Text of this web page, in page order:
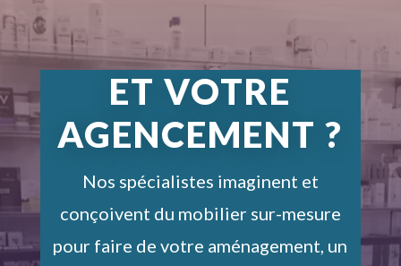
ET VOTRE
AGENCEMENT ?
Nos spécialistes imaginent et
conçoivent du mobilier sur-mesure
pour faire de votre aménagement, un